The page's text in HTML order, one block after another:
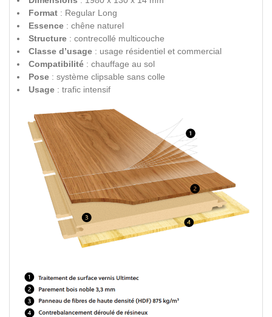
Format : Regular Long
Essence : chêne naturel
Structure : contrecollé multicouche
Classe d’usage : usage résidentiel et commercial
Compatibilité : chauffage au sol
Pose : système clipsable sans colle
Usage : trafic intensif